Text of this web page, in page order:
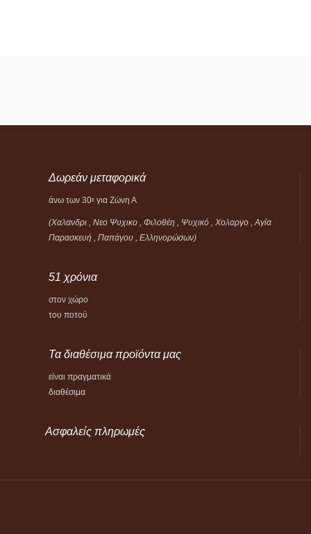
Δωρεάν μεταφορικά
άνω των 30ε για Ζώνη Α
(Χαλανδρι , Νεο Ψυχικο , Φιλοθέη , Ψυχικό , Χολαργο , Αγία
Παρασκευή , Παπάγου , Ελληνορώσων)
51 χρόνια
στον χώρο
του ποτού
Τα διαθέσιμα προϊόντα μας
είναι πραγματικά
διαθέσιμα
Ασφαλείς πληρωμές